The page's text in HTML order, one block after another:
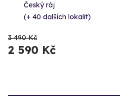
Český ráj
(+ 40 dalších lokalit)
3 490 Kč
2 590 Kč